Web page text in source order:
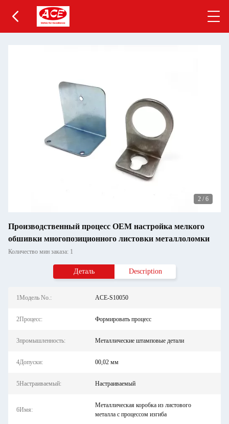
2 / 6
Производственный процесс OEM настройка мелкого
обшивки многопозиционного листовки металлоломки
Количество мин заказа: 1
Деталь Description
1Модель No.: ACE-S10050
2Процесс: Формировать процесс
3промышленность: Металлические штамповые детали
4Допуски: 00,02 мм
5Настраиваемый: Настраиваемый
6Имя:
Металлическая коробка из листового
металла с процессом изгиба